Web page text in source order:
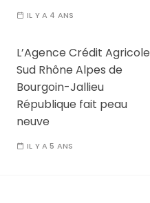
IL Y A 4 ANS
L’Agence Crédit Agricole
Sud Rhône Alpes de
Bourgoin-Jallieu
République fait peau
neuve
IL Y A 5 ANS